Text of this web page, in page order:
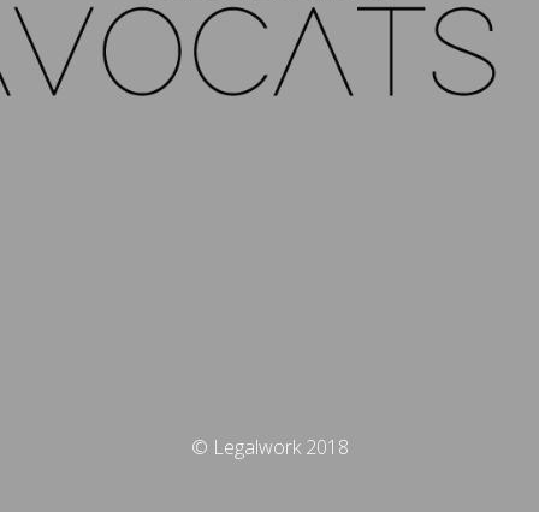
© Legalwork 2018